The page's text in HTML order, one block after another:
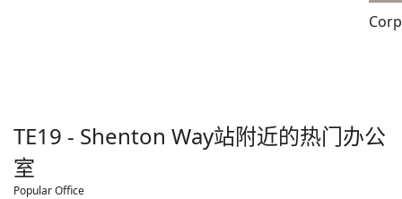
TE19 - Shenton Way站附近的热门办公
室
Popular Office